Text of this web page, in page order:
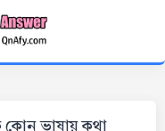
কোন ভাষায় কথা